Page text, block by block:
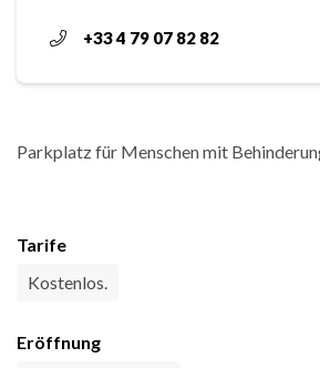
+33 4 79 07 82 82
Parkplatz für Menschen mit
Tarife
Kostenlos.
Eröffnung